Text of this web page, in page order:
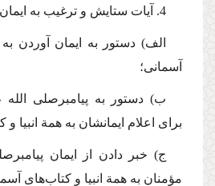
4. آیات ستایش و ترغیب به ایمان به انبیا از راه:
الف) دستور به ایمان آوردن
آسمانی؛
ب) دستور به پیامبر صلی الله
برای اعلام ایمانشان به همة انبیا
ج) خبر دادن از ایمان پیامبر
مؤمنان به همة انبیا و كتاب‌های